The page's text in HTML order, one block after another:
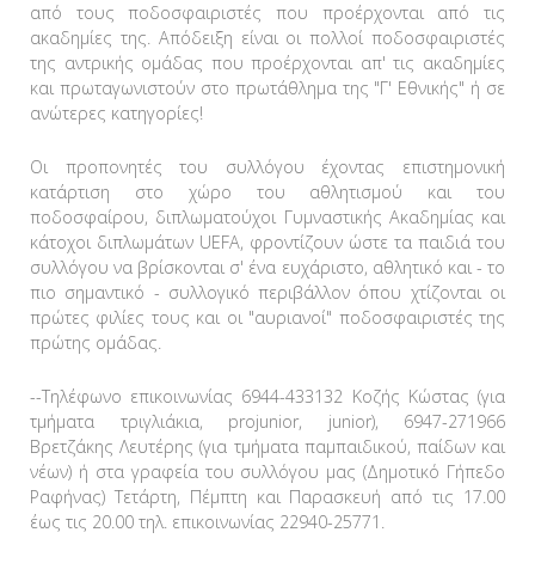
από τους ποδοσφαιριστές που προέρχονται από τις
ακαδημίες της. Απόδειξη είναι οι πολλοί ποδοσφαιριστές
της αντρικής ομάδας που προέρχονται απ' τις ακαδημίες
και πρωταγωνιστούν στο πρωτάθλημα της "Γ' Εθνικής" ή σε
ανώτερες κατηγορίες!
Οι προπονητές του συλλόγου έχοντας επιστημονική
κατάρτιση στο χώρο του αθλητισμού και του
ποδοσφαίρου, διπλωματούχοι Γυμναστικής Ακαδημίας και
κάτοχοι διπλωμάτων UEFA, φροντίζουν ώστε τα παιδιά του
συλλόγου να βρίσκονται σ' ένα ευχάριστο, αθλητικό και - το
πιο σημαντικό - συλλογικό περιβάλλον όπου χτίζονται οι
πρώτες φιλίες τους και οι "αυριανοί" ποδοσφαιριστές της
πρώτης ομάδας.
--Τηλέφωνο επικοινωνίας 6944-433132 Κοζής Κώστας (για
τμήματα τριγλιάκια, projunior, junior), 6947-271966
Βρετζάκης Λευτέρης (για τμήματα παμπαιδικού, παίδων και
νέων) ή στα γραφεία του συλλόγου μας (Δημοτικό Γήπεδο
Ραφήνας) Τετάρτη, Πέμπτη και Παρασκευή από τις 17.00
έως τις 20.00 τηλ. επικοινωνίας 22940-25771.